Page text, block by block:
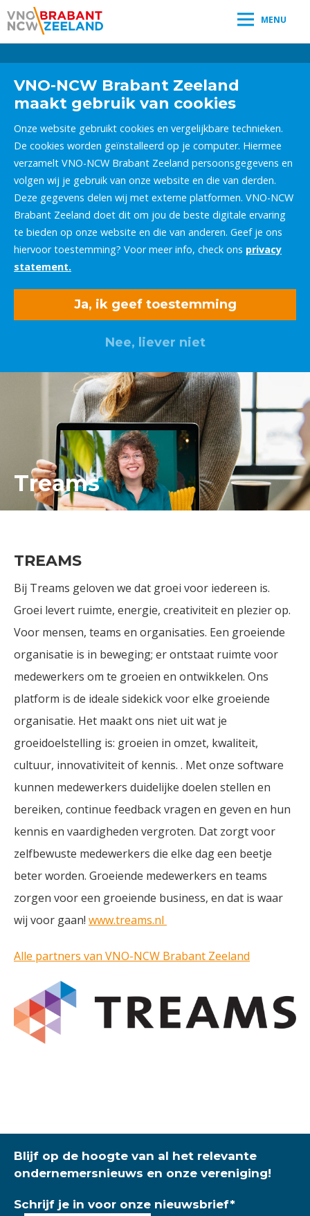
MENU
VNO-NCW Brabant Zeeland
maakt gebruik van cookies
Onze website gebruikt cookies en vergelijkbare technieken.
De cookies worden geïnstalleerd op je computer. Hiermee
verzamelt VNO-NCW Brabant Zeeland persoonsgegevens en
volgen wij je gebruik van onze website en die van derden.
Deze gegevens delen wij met externe platformen. VNO-NCW
Brabant Zeeland doet dit om jou de beste digitale ervaring
te bieden op onze website en die van anderen. Geef je ons
hiervoor toestemming? Voor meer info, check ons privacy
statement.
Ja, ik geef toestemming
Nee, liever niet
Lid worden? Klik hier
Treams
TREAMS
Bij Treams geloven we dat groei voor iedereen is.
Groei levert ruimte, energie, creativiteit en plezier op.
Voor mensen, teams en organisaties. Een groeiende
organisatie is in beweging; er ontstaat ruimte voor
medewerkers om te groeien en ontwikkelen. Ons
platform is de ideale sidekick voor elke groeiende
organisatie. Het maakt ons niet uit wat je
groeidoelstelling is: groeien in omzet, kwaliteit,
cultuur, innovativiteit of kennis. . Met onze software
kunnen medewerkers duidelijke doelen stellen en
bereiken, continue feedback vragen en geven en hun
kennis en vaardigheden vergroten. Dat zorgt voor
zelfbewuste medewerkers die elke dag een beetje
beter worden. Groeiende medewerkers en teams
zorgen voor een groeiende business, en dat is waar
wij voor gaan! www.treams.nl
Alle partners van VNO-NCW Brabant Zeeland
Blijf op de hoogte van al het relevante
ondernemersnieuws en onze vereniging!
Schrijf je in voor onze nieuwsbrief*